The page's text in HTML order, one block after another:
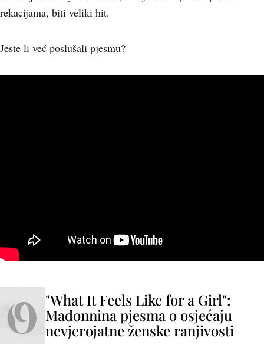
rekacijama, biti veliki hit.
Jeste li već poslušali pjesmu?
"What It Feels Like for a Girl":
Madonnina pjesma o osjećaju
nevjerojatne ženske ranjivosti